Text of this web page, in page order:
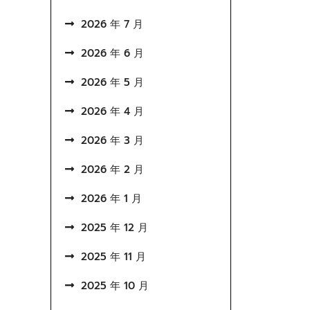
2026 年 7 月
2026 年 6 月
2026 年 5 月
2026 年 4 月
2026 年 3 月
2026 年 2 月
2026 年 1 月
2025 年 12 月
2025 年 11 月
2025 年 10 月